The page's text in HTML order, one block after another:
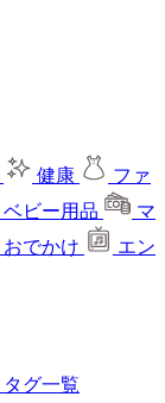
健康
ファ
ベビー用品
マ
おでかけ
エン
タグ一覧